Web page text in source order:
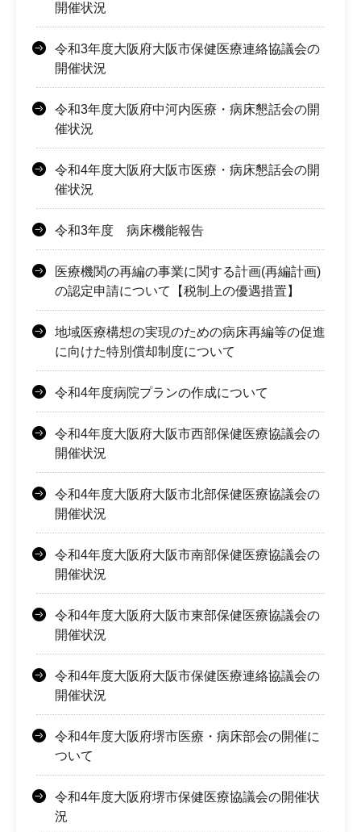
開催状況
令和3年度大阪府大阪市保健医療連絡協議会の
開催状況
令和3年度大阪府中河内医療・病床懇話会の開
催状況
令和4年度大阪府大阪市医療・病床懇話会の開
催状況
令和3年度 病床機能報告
医療機関の再編の事業に関する計画(再編計画)
の認定申請について【税制上の優遇措置】
地域医療構想の実現のための病床再編等の促進
に向けた特別償却制度について
令和4年度病院プランの作成について
令和4年度大阪府大阪市西部保健医療協議会の
開催状況
令和4年度大阪府大阪市北部保健医療協議会の
開催状況
令和4年度大阪府大阪市南部保健医療協議会の
開催状況
令和4年度大阪府大阪市東部保健医療協議会の
開催状況
令和4年度大阪府大阪市保健医療連絡協議会の
開催状況
令和4年度大阪府堺市医療・病床部会の開催に
ついて
令和4年度大阪府堺市保健医療協議会の開催状
況